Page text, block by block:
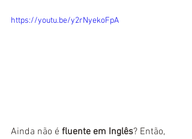
https://youtu.be/y2rNyekoFpA
Ainda não é fluente em Inglês? Então,